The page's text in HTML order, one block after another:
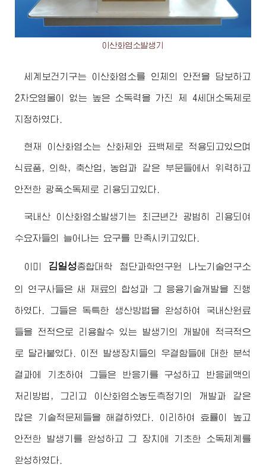
이산화염소발생기
세계보건기구는 이산화염소를 인체의 안전을 담보하고
2차오염물이 없는 높은 소독력을 가진 제 4세대소독제로
지정하였다.
현재 이산화염소는 산화제와 표백제로 적용되고있으며
식료품, 의학, 축산업, 농업과 같은 부문들에서 위력하고
안전한 광폭소독제로 리용되고있다.
국내산 이산화염소발생기는 최근년간 광범히 리용되여
수요자들의 늘어나는 요구를 만족시키고있다.
이미 김일성종합대학 첨단과학연구원 나노기술연구소
의 연구사들은 새 재료의 합성과 그 응용기술개발을 진행
하였다. 그들은 독특한 생산방법을 완성하여 국내산원료
들을 전적으로 리용할수 있는 발생기의 개발에 적극적으
로 달라붙었다. 이전 발생장치들의 우결함들에 대한 분석
결과에 기초하여 그들은 반응기를 구성하고 반응페액의
처리방법, 그리고 이산화염소농도측정기의 개발과 같은
많은 기술적문제들을 해결하였다. 이리하여 효률이 높고
안전한 발생기를 완성하고 그 장치에 기초한 소독체계를
완성하였다.